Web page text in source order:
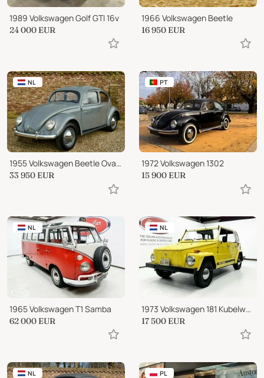
1989 Volkswagen Golf GTI 16v
24 000 EUR
1966 Volkswagen Beetle
16 950 EUR
NL
1955 Volkswagen Beetle Oval Window Beetle
33 950 EUR
PT
1972 Volkswagen 1302
15 900 EUR
NL
1965 Volkswagen T1 Samba
62 000 EUR
NL
1973 Volkswagen 181 Kubelwagen
17 500 EUR
NL PL